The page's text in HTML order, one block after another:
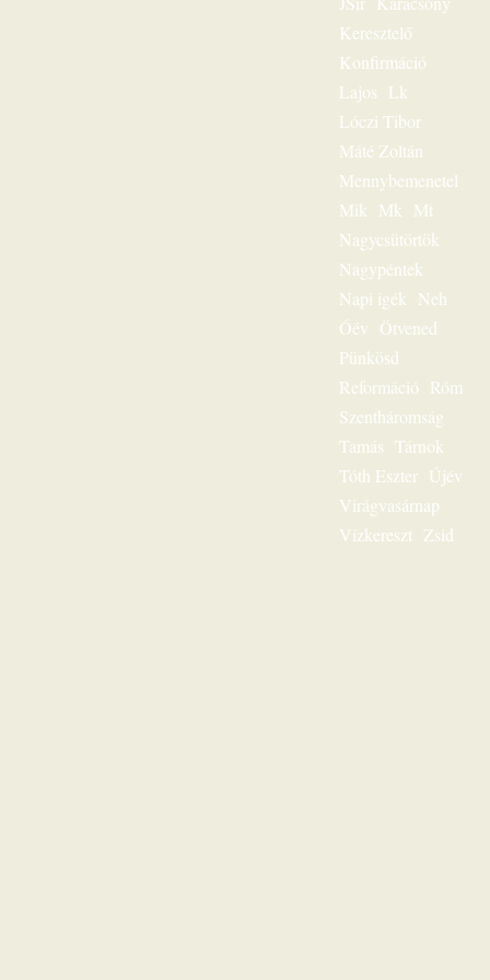
Keresztelő
Konfirmáció
Lajos Lk
Lóczi Tibor
Máté Zoltán
Mennybemenetel
Mik
Mk
Mt
Nagycsütörtök
Nagypéntek
Napi igék
Neh
Óév Ötvened
Pünkösd
Reformáció Róm
Szentháromság
Tamás Tárnok
Tóth Eszter Újév
Virágvasárnap
Vízkereszt Zsid